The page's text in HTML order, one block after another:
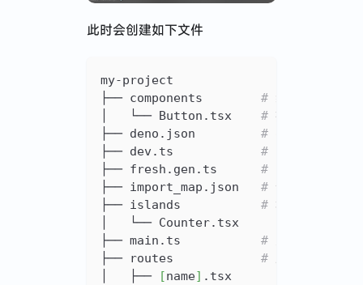
此时会创建如下文件
my-project
├── components # 组件
│   └── Button.tsx # 按钮组件
├── deno.json # deno配置文件
├── dev.ts #
├── fresh.gen.ts #
├── import_map.json # 依赖导入映射
├── islands # 群岛(组件群岛)
│   └── Counter.tsx
├── main.ts # 入口文件
├── routes # 路由
│   ├──
[name] .tsx